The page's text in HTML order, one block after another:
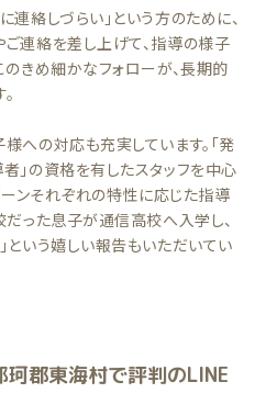
連絡しづらい」という方のために、
連絡を差し上げて、指導の様子
のきめ細かなフォローが、長期的
への対応も充実しています。「発
」の資格を有したスタッフを中心
ーンそれぞれの特性に応じた指導
だった息子が通信高校へ入学し、
という嬉しい報告もいただいてい
珂郡東海村で評判のLINE